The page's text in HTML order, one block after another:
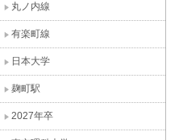
丸ノ内線
有楽町線
日本大学
麹町駅
2027年卒